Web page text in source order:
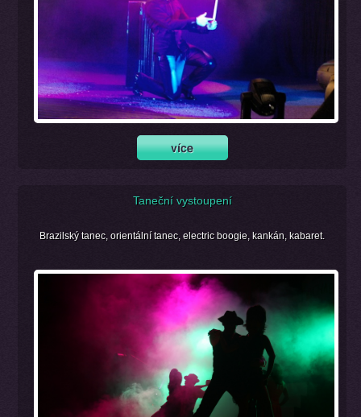
Taneční vystoupení
Brazilský tanec, orientální tanec, electric boogie, kankán, kabaret.